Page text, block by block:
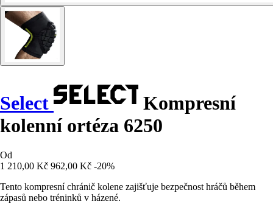
Select
Kompresní
kolenní ortéza 6250
Od
1 210,00 Kč 962,00 Kč -20%
Tento kompresní chránič kolene zajišťuje bezpečnost hráčů během
zápasů nebo tréninků v házené.